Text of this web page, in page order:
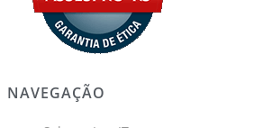
NAVEGAÇÃO